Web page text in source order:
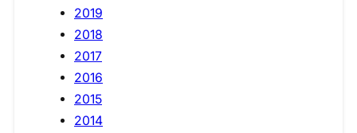
2019
2018
2017
2016
2015
2014